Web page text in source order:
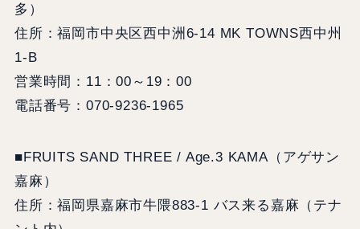
多）
住所：福岡市中央区西中洲6-14 MK TOWNS西中州
1-B
営業時間：11：00～19：00
電話番号：070-9236-1965
■FRUITS SAND THREE / Age.3 KAMA（アゲサン
嘉麻）
住所：福岡県嘉麻市牛隈883-1 バス来る嘉麻（テナ